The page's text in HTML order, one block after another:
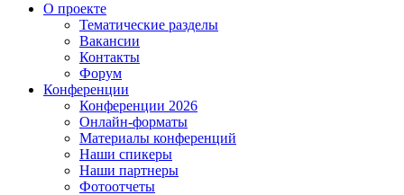
О проекте
Тематические разделы
Вакансии
Контакты
Форум
Конференции
Конференции 2026
Онлайн-форматы
Материалы конференций
Наши спикеры
Наши партнеры
Фотоотчеты